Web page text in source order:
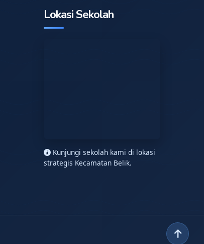
Lokasi Sekolah
Kunjungi sekolah kami di lokasi
strategis Kecamatan Belik.